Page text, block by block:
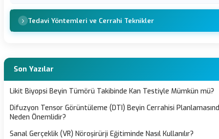
Tedavi Yöntemleri ve Cerrahi Teknikler
Son Yazılar
Likit Biyopsi Beyin Tümörü Takibinde Kan Testiyle Mümkün mü?
Difuzyon Tensor Görüntüleme (DTI) Beyin Cerrahisi
Neden Önemlidir?
Sanal Gerçeklik (VR) Nöroşirürji Eğitiminde Nasıl Kullanılır?